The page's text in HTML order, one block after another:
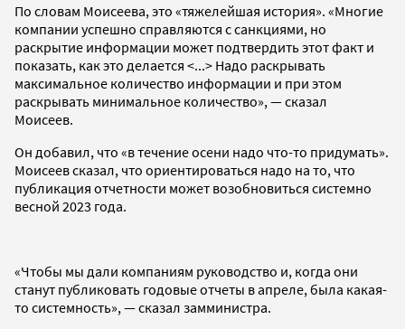
По словам Моисеева, это «тяжелейшая история». «Многие
компании успешно справляются с санкциями, но
раскрытие информации может подтвердить этот факт и
показать, как это делается <...> Надо раскрывать
максимальное количество информации и при этом
раскрывать минимальное количество», — сказал
Моисеев.
Он добавил, что «в течение осени надо что-то придумать».
Моисеев сказал, что ориентироваться надо на то, что
публикация отчетности может возобновиться системно
весной 2023 года.
«Чтобы мы дали компаниям руководство и, когда они
станут публиковать годовые отчеты в апреле, была какая-
то системность», — сказал замминистра.